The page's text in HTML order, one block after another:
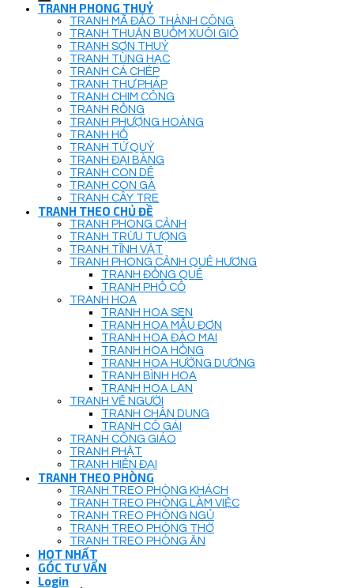
TRANH PHONG THUỶ
TRANH MÃ ĐÁO THÀNH CÔNG
TRANH THUẬN BUỒM XUÔI GIÓ
TRANH SƠN THUỶ
TRANH TÙNG HẠC
TRANH CÁ CHÉP
TRANH THƯ PHÁP
TRANH CHIM CÔNG
TRANH RỒNG
TRANH PHƯỢNG HOÀNG
TRANH HỔ
TRANH TỨ QUÝ
TRANH ĐẠI BÀNG
TRANH CON DÊ
TRANH CON GÀ
TRANH CÂY TRE
TRANH THEO CHỦ ĐỀ
TRANH PHONG CẢNH
TRANH TRỪU TƯỢNG
TRANH TĨNH VẬT
TRANH PHONG CẢNH QUÊ HƯƠNG
TRANH ĐỒNG QUÊ
TRANH PHỐ CỔ
TRANH HOA
TRANH HOA SEN
TRANH HOA MẪU ĐƠN
TRANH HOA ĐÀO MAI
TRANH HOA HỒNG
TRANH HOA HƯỚNG DƯƠNG
TRANH BÌNH HOA
TRANH HOA LAN
TRANH VẼ NGƯỜI
TRANH CHÂN DUNG
TRANH CÔ GÁI
TRANH CÔNG GIÁO
TRANH PHẬT
TRANH HIỆN ĐẠI
TRANH THEO PHÒNG
TRANH TREO PHÒNG KHÁCH
TRANH TREO PHÒNG LÀM VIỆC
TRANH TREO PHÒNG NGỦ
TRANH TREO PHÒNG THỜ
TRANH TREO PHÒNG ĂN
HOT NHẤT
GÓC TƯ VẤN
Login